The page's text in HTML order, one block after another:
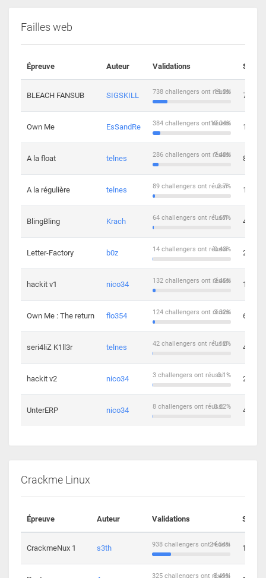
Failles web
Épreuve Auteur Validations
BLEACH FANSUB SIGSKILL 19.3%
738 challengers ont réussi 7
Own Me EsSandRe 10.04%
384 challengers ont réussi 13
A la float telnes 7.48%
286 challengers ont réussi 8
A la régulière telnes 2.7%
89 challengers ont réussi 10
BlingBling Krach 1.67%
64 challengers ont réussi 4
Letter-Factory b0z 0.43%
14 challengers ont réussi 2
hackit v1 nico34 3.45%
132 challengers ont réussi 12
Own Me : The return flo354 3.32%
124 challengers ont réussi 6
seri4liZ K1ll3r telnes 1.12%
42 challengers ont réussi 4
hackit v2 nico34 0.1%
3 challengers ont réussi 2
UnterERP nico34 0.22%
8 challengers ont réussi 4
Crackme Linux
Épreuve Auteur Validations
CrackmeNux 1 s3th 24.54%
938 challengers ont réussi 14
8.49%
325 challengers ont réussi